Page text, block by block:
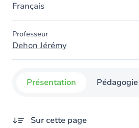
Français
Professeur
Dehon Jérémy
Présentation Pédagogie
Sur cette page